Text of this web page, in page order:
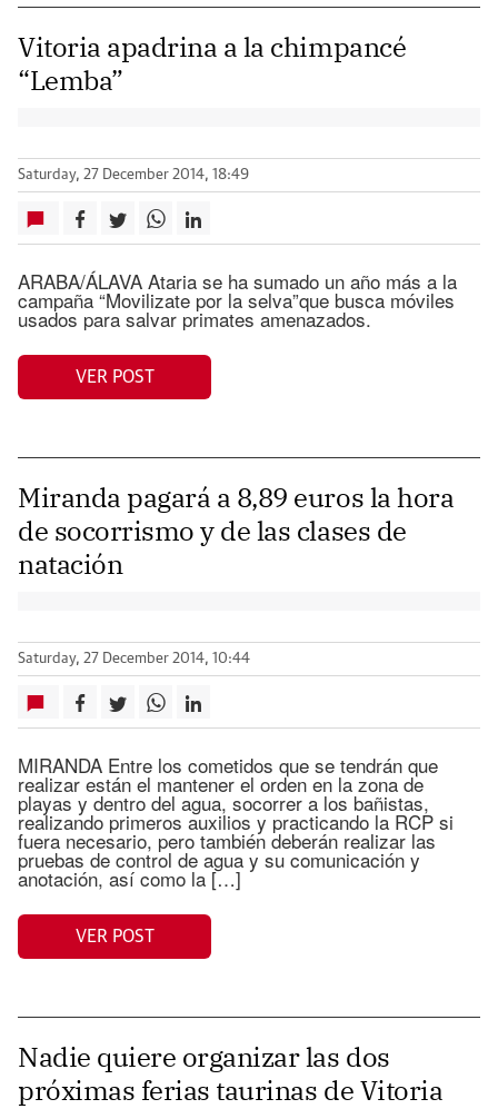
Vitoria apadrina a la chimpancé
“Lemba”
Saturday, 27 December 2014, 18:49
ARABA/ÁLAVA Ataria se ha sumado un año más a la
campaña “Movilizate por la selva”que busca móviles
usados para salvar primates amenazados.
VER POST
Miranda pagará a 8,89 euros la hora
de socorrismo y de las clases de
natación
Saturday, 27 December 2014, 10:44
MIRANDA Entre los cometidos que se tendrán que
realizar están el mantener el orden en la zona de
playas y dentro del agua, socorrer a los bañistas,
realizando primeros auxilios y practicando la RCP si
fuera necesario, pero también deberán realizar las
pruebas de control de agua y su comunicación y
anotación, así como la […]
VER POST
Nadie quiere organizar las dos
próximas ferias taurinas de Vitoria